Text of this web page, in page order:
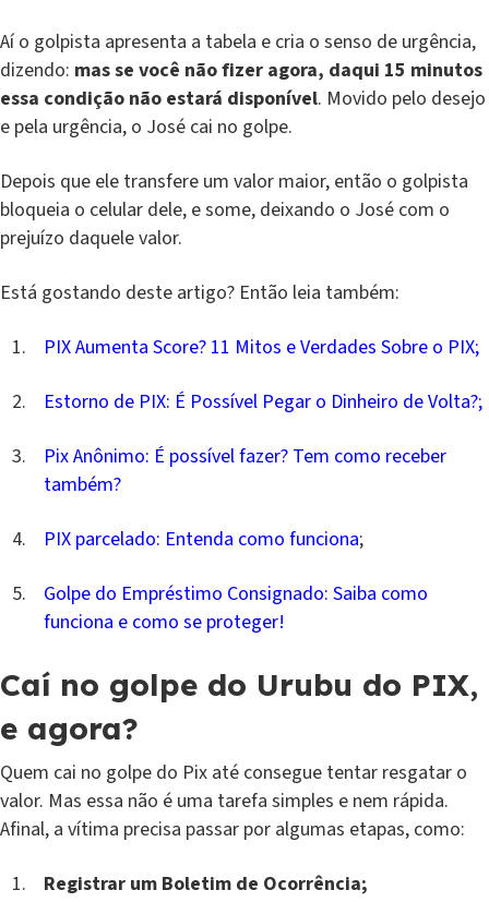
Aí o golpista apresenta a tabela e cria o senso de urgência,
dizendo: mas se você não fizer agora, daqui 15 minutos
essa condição não estará disponível. Movido pelo desejo
e pela urgência, o José cai no golpe.
Depois que ele transfere um valor maior, então o golpista
bloqueia o celular dele, e some, deixando o José com o
prejuízo daquele valor.
Está gostando deste artigo? Então leia também:
PIX Aumenta Score? 11 Mitos e Verdades Sobre o PIX;
Estorno de PIX: É Possível Pegar o Dinheiro de Volta?;
Pix Anônimo: É possível fazer? Tem como receber
também?
PIX parcelado: Entenda como funciona;
Golpe do Empréstimo Consignado: Saiba como
funciona e como se proteger!
Caí no golpe do Urubu do PIX,
e agora?
Quem cai no golpe do Pix até consegue tentar resgatar o
valor. Mas essa não é uma tarefa simples e nem rápida.
Afinal, a vítima precisa passar por algumas etapas, como:
Registrar um Boletim de Ocorrência;